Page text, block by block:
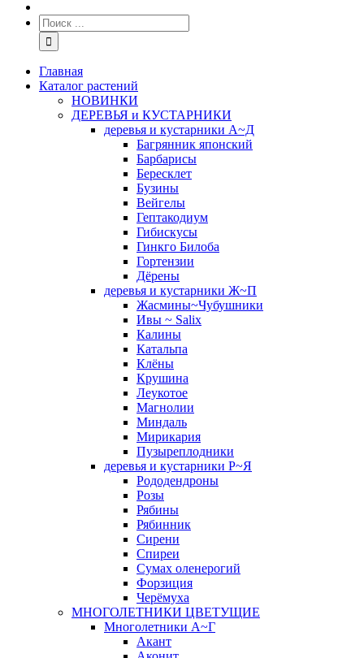
Главная
Каталог растений
НОВИНКИ
ДЕРЕВЬЯ и КУСТАРНИКИ
деревья и кустарники А~Д
Багрянник японский
Барбарисы
Бересклет
Бузины
Вейгелы
Гептакодиум
Гибискусы
Гинкго Билоба
Гортензии
Дёрены
деревья и кустарники Ж~П
Жасмины~Чубушники
Ивы ~ Salix
Калины
Катальпа
Клёны
Крушина
Леукотое
Магнолии
Миндаль
Мирикария
Пузыреплодники
деревья и кустарники Р~Я
Рододендроны
Розы
Рябины
Рябинник
Сирени
Спиреи
Сумах оленерогий
Форзиция
Черёмуха
МНОГОЛЕТНИКИ ЦВЕТУЩИЕ
Многолетники А~Г
Акант